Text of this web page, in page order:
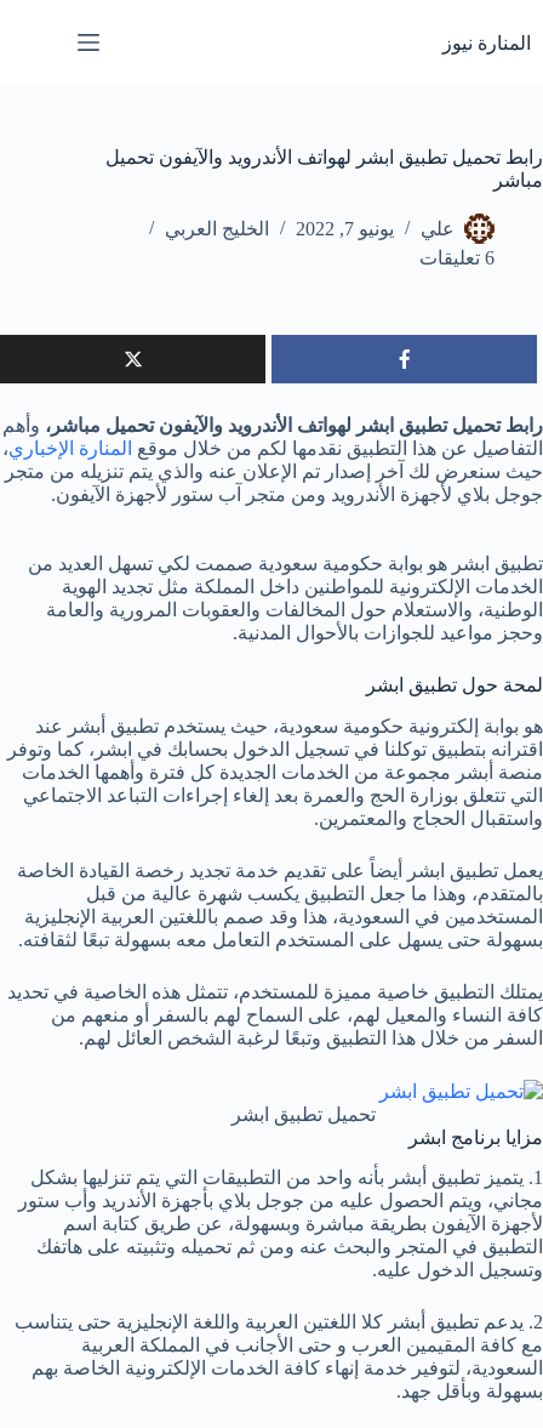
إلى
المحتوى
المنارة نيوز
رابط تحميل تطبيق ابشر لهواتف الأندرويد والآيفون تحميل
مباشر
علي يونيو 7, 2022
الخليج العربي
6 تعليقات
رابط تحميل تطبيق ابشر لهواتف الأندرويد والآيفون تحميل مباشر، وأهم
التفاصيل عن هذا التطبيق نقدمها لكم من خلال موقع المنارة الإخباري،
حيث سنعرض لك آخر إصدار تم الإعلان عنه والذي يتم تنزيله من متجر
جوجل بلاي لأجهزة الأندرويد ومن متجر آب ستور لأجهزة الآيفون.
تطبيق ابشر هو بوابة حكومية سعودية صممت لكي تسهل العديد من
الخدمات الإلكترونية للمواطنين داخل المملكة مثل تجديد الهوية
الوطنية، والاستعلام حول المخالفات والعقوبات المرورية والعامة
وحجز مواعيد للجوازات بالأحوال المدنية.
لمحة حول تطبيق ابشر
هو بوابة إلكترونية حكومية سعودية، حيث يستخدم تطبيق أبشر عند
اقترانه بتطبيق توكلنا في تسجيل الدخول بحسابك في ابشر، كما وتوفر
منصة أبشر مجموعة من الخدمات الجديدة كل فترة وأهمها الخدمات
التي تتعلق بوزارة الحج والعمرة بعد إلغاء إجراءات التباعد الاجتماعي
واستقبال الحجاج والمعتمرين.
يعمل تطبيق ابشر أيضاً على تقديم خدمة تجديد رخصة القيادة الخاصة
بالمتقدم، وهذا ما جعل التطبيق يكسب شهرة عالية من قبل
المستخدمين في السعودية، هذا وقد صمم باللغتين العربية الإنجليزية
بسهولة حتى يسهل على المستخدم التعامل معه بسهولة تبعًا لثقافته.
يمتلك التطبيق خاصية مميزة للمستخدم، تتمثل هذه الخاصية في تحديد
كافة النساء والمعيل لهم، على السماح لهم بالسفر أو منعهم من
السفر من خلال هذا التطبيق وتبعًا لرغبة الشخص العائل لهم.
تحميل تطبيق ابشر
مزايا برنامج ابشر
1. يتميز تطبيق أبشر بأنه واحد من التطبيقات التي يتم تنزليها بشكل
مجاني، ويتم الحصول عليه من جوجل بلاي بأجهزة الأندريد وأب ستور
لأجهزة الآيفون بطريقة مباشرة وبسهولة، عن طريق كتابة اسم
التطبيق في المتجر والبحث عنه ومن ثم تحميله وتثبيته على هاتفك
وتسجيل الدخول عليه.
2. يدعم تطبيق أبشر كلا اللغتين العربية واللغة الإنجليزية حتى يتناسب
مع كافة المقيمين العرب و حتى الأجانب في المملكة العربية
السعودية، لتوفير خدمة إنهاء كافة الخدمات الإلكترونية الخاصة بهم
بسهولة وبأقل جهد.